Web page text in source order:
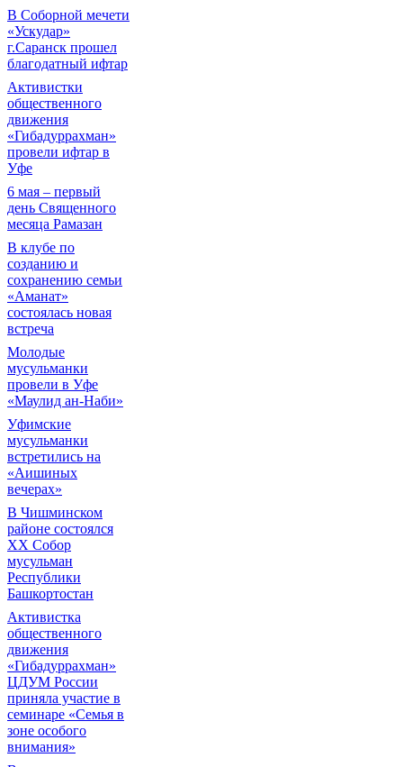
В Соборной мечети
«Ускудар»
г.Саранск прошел
благодатный ифтар
Активистки
общественного
движения
«Гибадуррахман»
провели ифтар в
Уфе
6 мая – первый
день Священного
месяца Рамазан
В клубе по
созданию и
сохранению семьи
«Аманат»
состоялась новая
встреча
Молодые
мусульманки
провели в Уфе
«Маулид ан-Наби»
Уфимские
мусульманки
встретились на
«Аишиных
вечерах»
В Чишминском
районе состоялся
XX Собор
мусульман
Республики
Башкортостан
Активистка
общественного
движения
«Гибадуррахман»
ЦДУМ России
приняла участие в
семинаре «Семья в
зоне особого
внимания»